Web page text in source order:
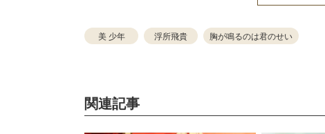
美 少年 浮所飛貴 胸が鳴るのは君のせい
関連記事